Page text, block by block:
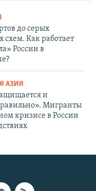
до серых
схем. Как работает
России в
АЗИЯ
и
Мигранты
кризисе в России